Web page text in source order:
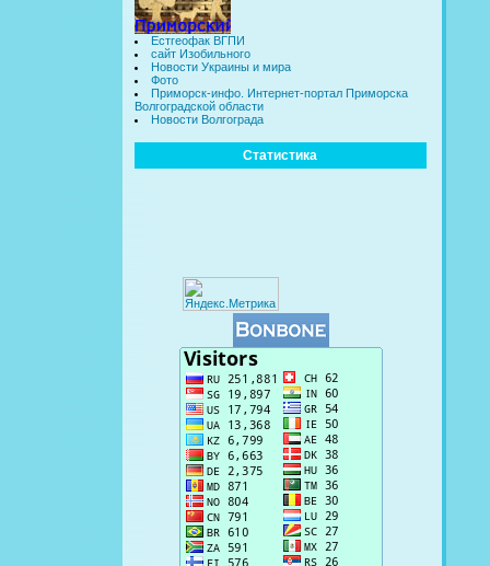
Естгеофак ВГПИ
сайт Изобильного
Новости Украины и мира
Фото
Приморск-инфо. Интернет-портал Приморска
Волгоградской области
Новости Волгограда
Статистика